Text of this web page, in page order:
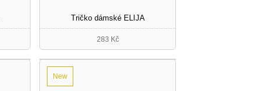
Tričko dámské ELIJA
283 Kč
New